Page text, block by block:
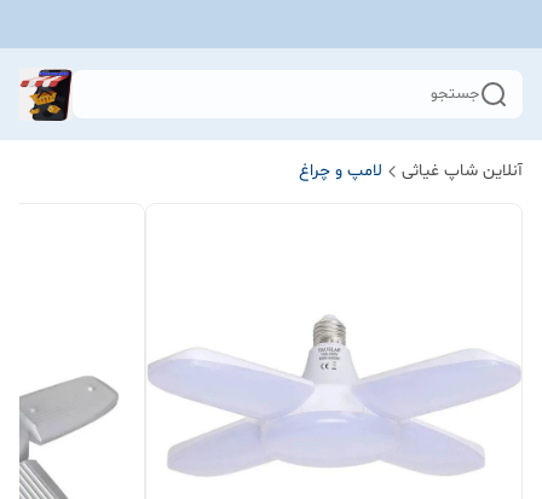
جستجو
آنلاین شاپ غیاثی لامپ و چراغ